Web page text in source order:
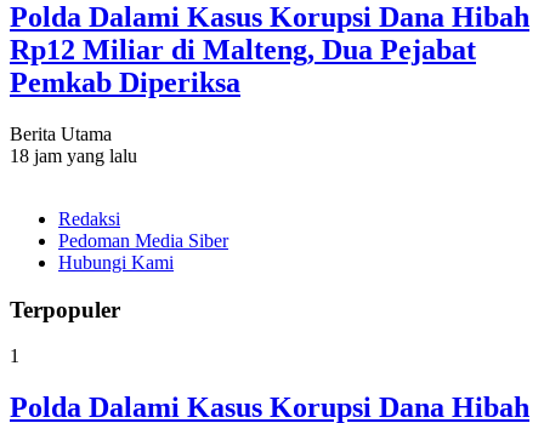
Polda Dalami Kasus Korupsi Dana Hibah
Rp12 Miliar di Malteng, Dua Pejabat
Pemkab Diperiksa
Berita Utama
18 jam yang lalu
Redaksi
Pedoman Media Siber
Hubungi Kami
Terpopuler
1
Polda Dalami Kasus Korupsi Dana Hibah